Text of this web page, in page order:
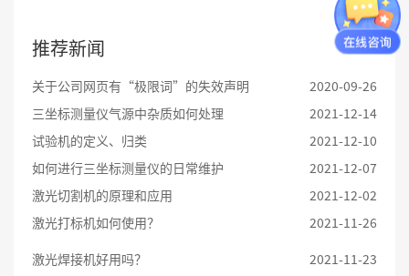
推荐新闻
关于公司网页有“极限词”的失效声明
2020-09-26
三坐标测量仪气源中杂质如何处理
2021-12-14
试验机的定义、归类
2021-12-10
如何进行三坐标测量仪的日常维护
2021-12-07
激光切割机的原理和应用
2021-12-02
激光打标机如何使用？
2021-11-26
激光焊接机好用吗？
2021-11-23